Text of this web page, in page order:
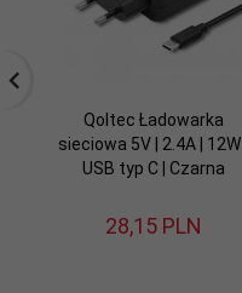
Qoltec Ładowarka
sieciowa 5V | 2.4A | 12W |
USB typ C | Czarna
28,15 PLN